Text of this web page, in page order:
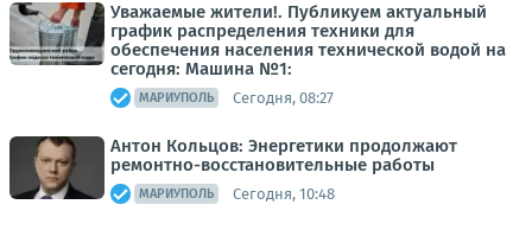
Уважаемые жители!. Публикуем актуальный
график распределения техники для
обеспечения населения технической водой на
сегодня: Машина №1:
МАРИУПОЛЬ Сегодня, 08:27
Антон Кольцов: Энергетики продолжают
ремонтно-восстановительные работы
МАРИУПОЛЬ Сегодня, 10:48